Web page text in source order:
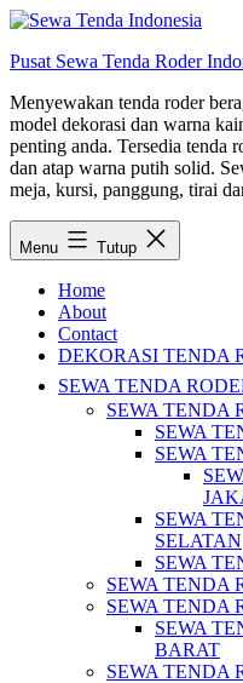
Lewati
konten
Pusat Sewa Tenda Roder
Menyewakan tenda roder
model dekorasi dan warna
penting anda. Tersedia tenda
dan atap warna putih solid.
meja, kursi, panggung, tirai
Menu Tutup
Home
About
Contact
DEKORASI TENDA
SEWA TENDA
SEWA TENDA
SEWA
SEWA
SEWA
SELATAN
SEWA
SEWA TENDA
SEWA TENDA
SEWA
BARAT
SEWA TENDA